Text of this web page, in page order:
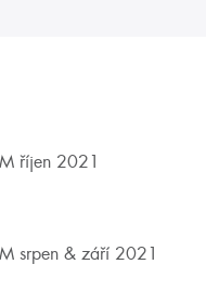
říjen 2021
srpen & září 2021